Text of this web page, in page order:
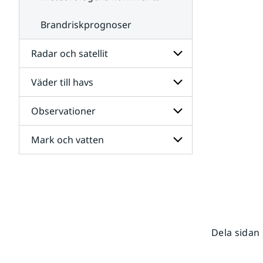
Brandriskprognoser
Radar och satellit
Undersidor
för
Radar
och
satellit
Väder till havs
Undersidor
för
Väder
till
havs
Observationer
Undersidor
för
Mark och vatten
Dela sidan